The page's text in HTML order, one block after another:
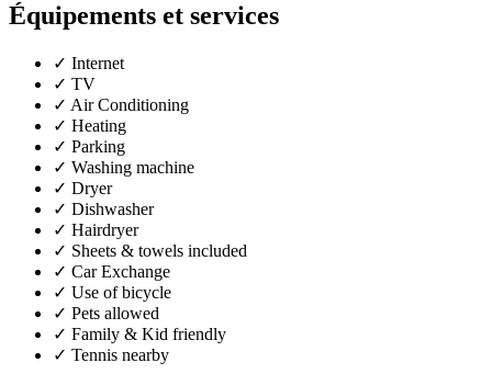
Équipements et services
✓ Internet
✓ TV
✓ Air Conditioning
✓ Heating
✓ Parking
✓ Washing machine
✓ Dryer
✓ Dishwasher
✓ Hairdryer
✓ Sheets & towels included
✓ Car Exchange
✓ Use of bicycle
✓ Pets allowed
✓ Family & Kid friendly
✓ Tennis nearby